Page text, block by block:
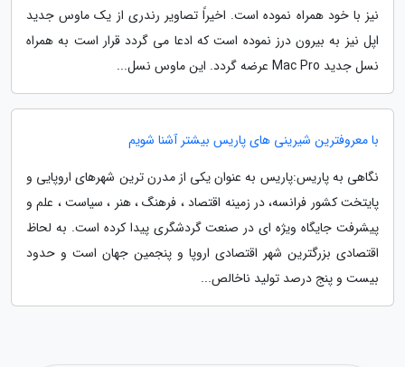
نیز با خود همراه نموده است. اخیراً تصاویر رندری از یک ماوس جدید
اپل نیز به بیرون درز نموده است که ادعا می گردد قرار است به همراه
نسل جدید Mac Pro عرضه گردد. این ماوس نسل...
با معروفترین شیرینی های پاریس بیشتر آشنا شویم
نگاهی به پاریس:پاریس به عنوان یکی از مدرن ترین شهرهای اروپایی و
پایتخت کشور فرانسه، در زمینه اقتصاد ، فرهنگ ، هنر ، سیاست ، علم و
پیشرفت جایگاه ویژه ای در صنعت گردشگری پیدا کرده است. به لحاظ
اقتصادی بزرگترین شهر اقتصادی اروپا و پنجمین جهان است و حدود
بیست و پنج درصد تولید ناخالص...